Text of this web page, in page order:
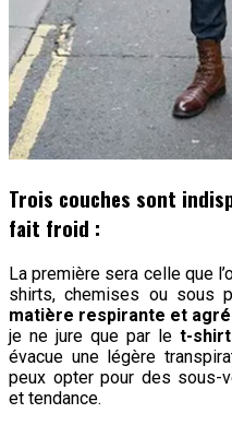
Trois couches sont
fait froid :
La première sera celle que
shirts, chemises ou sous
matière respirante et
je ne jure que par le t-
évacue une légère
peux opter pour des sous-
et tendance.